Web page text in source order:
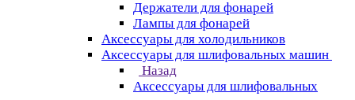
Держатели для фонарей
Лампы для фонарей
Аксессуары для холодильников
Аксессуары для шлифовальных машин
Назад
Аксессуары для шлифовальных